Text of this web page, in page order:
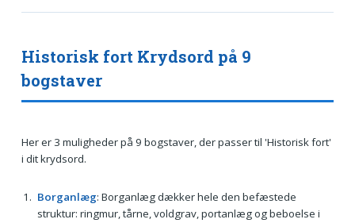
Historisk fort Krydsord på 9
bogstaver
Her er 3 muligheder på 9 bogstaver, der passer til 'Historisk fort'
i dit krydsord.
Borganlæg: Borganlæg dækker hele den befæstede
struktur: ringmur, tårne, voldgrav, portanlæg og beboelse i